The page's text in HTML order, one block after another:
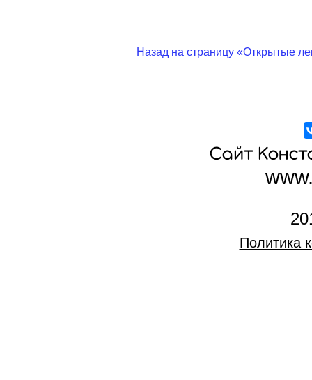
собор?
17:01 - Имеет ли
19:18 - Ситуация с
20:00 - Разве
расплачиваться за
21:07 - Пример сына
22:23 - Пример с
25:10 - Правильная и
благотворительность
Назад на страницу «Открытые
Сайт
Политика